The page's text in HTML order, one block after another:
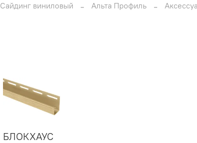
Сайдинг виниловый Альта Профиль
БЛОКХАУС